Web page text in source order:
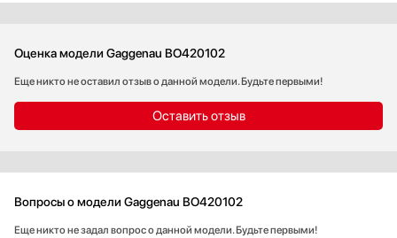
Оценка модели Gaggenau BO420102
Еще никто не оставил отзыв о данной модели. Будьте первыми!
Оставить отзыв
Вопросы о модели Gaggenau BO420102
Еще никто не задал вопрос о данной модели. Будьте первыми!